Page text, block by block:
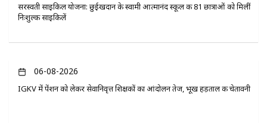
सरस्वती साइकिल योजना: छुईखदान के स्वामी आत्मानंद स्कूल की 81 छात्राओं को मिलीं
निःशुल्क साइकिलें
06-08-2026
IGKV में पेंशन को लेकर सेवानिवृत्त शिक्षकों का आंदोलन तेज, भूख हड़ताल की चेतावनी